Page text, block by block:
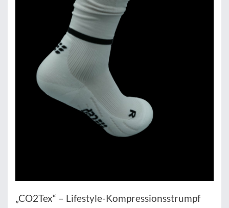
„CO2Tex“ – Lifestyle-Kompressionsstrumpf